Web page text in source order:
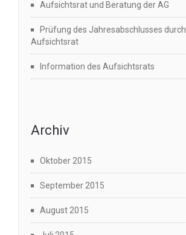
Aufsichtsrat und Beratung der AG
Prüfung des Jahresabschlusses
Aufsichtsrat
Information des Aufsichtsrats
Archiv
Oktober 2015
September 2015
August 2015